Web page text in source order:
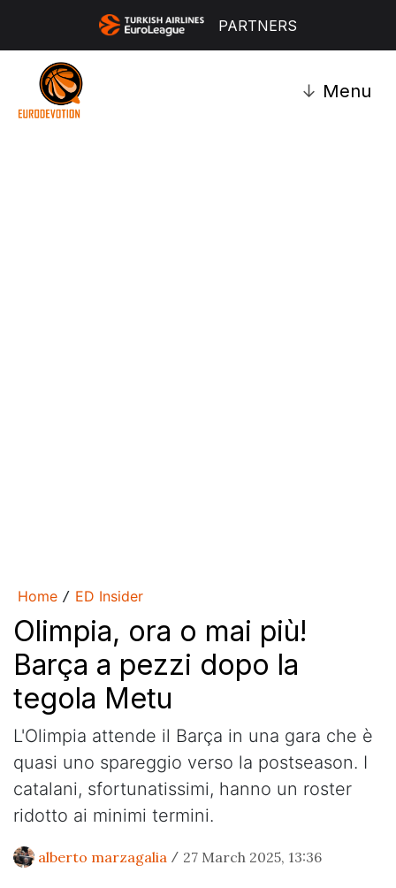
PARTNERS
↓ Menu
Home / ED Insider
Olimpia, ora o mai più!
Barça a pezzi dopo la
tegola Metu
L'Olimpia attende il Barça in una gara che è
quasi uno spareggio verso la postseason. I
catalani, sfortunatissimi, hanno un roster
ridotto ai minimi termini.
alberto marzagalia / 27 March 2025, 13:36